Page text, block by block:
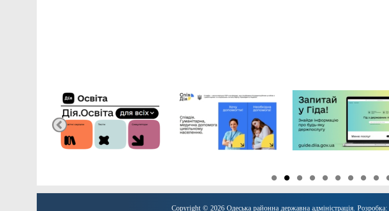
Copyright © 2026 Одеська районна державна адміністрація . Розробка: